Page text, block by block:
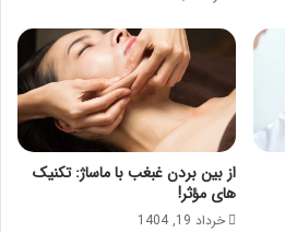
از بین بردن غبغب با ماساژ: تکنیک
های مؤثر!
خرداد 19, 1404